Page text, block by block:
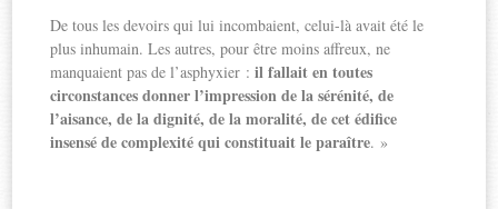
De tous les devoirs qui lui incombaient, celui-là avait été le
plus inhumain. Les autres, pour être moins affreux, ne
manquaient pas de l’asphyxier :il fallait en toutes
circonstances donner l’impression de la sérénité, de
l’aisance, de la dignité, de la moralité, de cet édifice
insensé de complexité qui constituait le paraître. »